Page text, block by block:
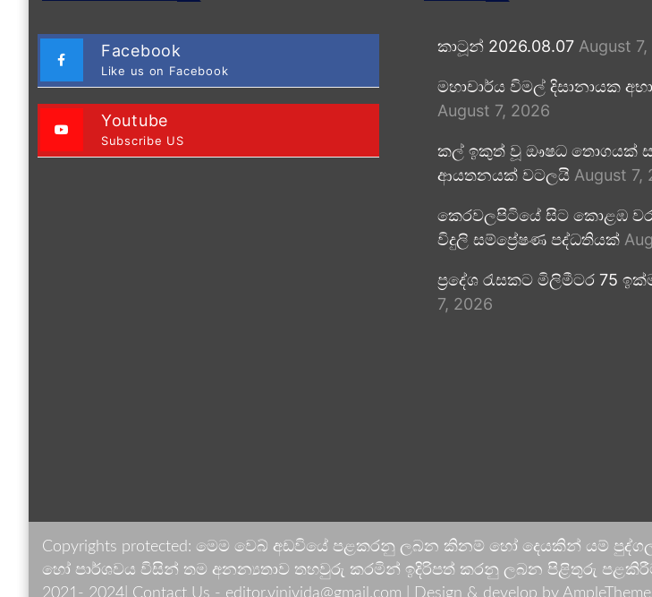
Facebook
Like us on Facebook
Youtube
Subscribe US
කාටූන් 2026.08.07 August
මහාචාර්ය විමල් දිසානායක
August 7, 2026
කල් ඉකුත් වූ ඖෂධ තොගයක්
ආයතනයක් වටලයි August 7,
කෙරවලපිටියේ සිට කොළඹ
විදුලි සම්ප්‍රේෂණ පද්ධතියක්
ප්‍රදේශ රැසකට මිලිමීටර 75
7, 2026
Copyrights protected: මෙම වෙබ් අඩවියේ පළකරනු ලබන කිනම් හෝ දෙයකින් යම්
හෝ පාර්ශවය විසින් තම අනන්‍යතාව තහවුරු කරමින් ඉදිරිපත් කරනු ලබන පිළිතුරු
2021- 2024| Contact Us - editor.vinivida@gmail.com |
Design & develop by